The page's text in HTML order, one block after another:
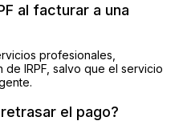
al facturar a una
profesionales,
IRPF, salvo que el servicio
el pago?